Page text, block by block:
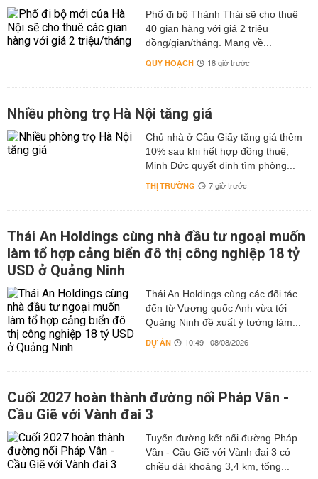
Phố đi bộ Thành Thái sẽ cho thuê
40 gian hàng với giá 2 triệu
đồng/gian/tháng. Mang về...
QUY HOẠCH 18 giờ trước
Nhiều phòng trọ Hà Nội tăng giá
Chủ nhà ở Cầu Giấy tăng giá thêm
10% sau khi hết hợp đồng thuê,
Minh Đức quyết định tìm phòng...
THỊ TRƯỜNG 7 giờ trước
Thái An Holdings cùng nhà đầu tư ngoại muốn
làm tổ hợp cảng biển đô thị công nghiệp 18 tỷ
USD ở Quảng Ninh
Thái An Holdings cùng các đối tác
đến từ Vương quốc Anh vừa tới
Quảng Ninh đề xuất ý tưởng làm...
DỰ ÁN 10:49 | 08/08/2026
Cuối 2027 hoàn thành đường nối Pháp Vân -
Cầu Giẽ với Vành đai 3
Tuyến đường kết nối đường Pháp
Vân - Cầu Giẽ với Vành đai 3 có
chiều dài khoảng 3,4 km, tổng...